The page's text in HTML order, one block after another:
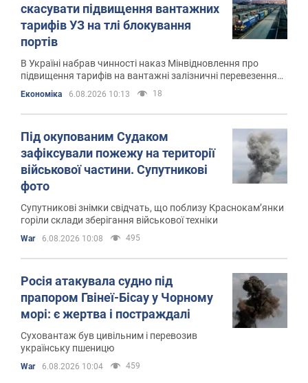
скасувати підвищення вантажних
тарифів УЗ на тлі блокування
портів
В Україні набрав чинності наказ Мінвідновлення про
підвищення тарифів на вантажні залізничні перевезення
на 30% та уніфікацію тарифів на перевезення порожніх
вагонів
Економіка 6.08.2026 10:13 18
Під окупованим Судаком
зафіксували пожежу на території
військової частини. Супутникові
фото
Супутникові знімки свідчать, що поблизу Краснокам’янки
горіли склади зберігання військової техніки
War 6.08.2026 10:08 495
Росія атакувала судно під
прапором Гвінеї-Бісау у Чорному
морі: є жертва і постраждалі
Суховантаж був цивільним і перевозив
українську пшеницю
War 6.08.2026 10:04 459